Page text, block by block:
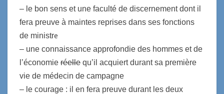
– le bon sens et une faculté de discernement dont il
fera preuve à maintes reprises dans ses fonctions
de ministre
– une connaissance approfondie des hommes et de
l’économie réelle qu’il acquiert durant sa première
vie de médecin de campagne
– le courage : il en fera preuve durant les deux